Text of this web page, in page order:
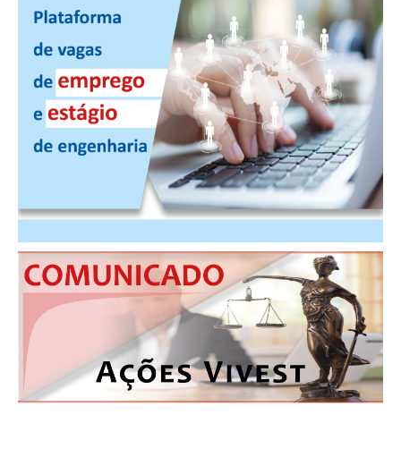
MANUAL DE REDAÇÃO
RELEASES
CONTATO
ASSOCIE-SE
ATUALIZAÇÃO CADASTRAL
NÚCLEO JOVEM